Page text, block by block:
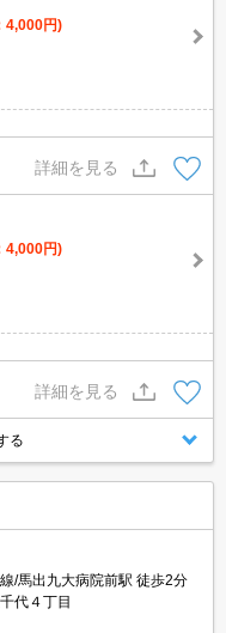
4,000円)
詳細を見る
4,000円)
詳細を見る
る
/馬出九大病院前駅 徒歩2分
代４丁目